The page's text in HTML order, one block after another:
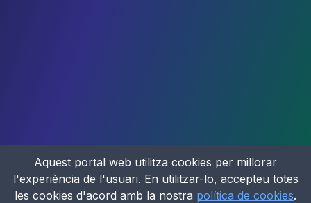
Aquest portal web utilitza cookies per millorar
l'experiència de l'usuari. En utilitzar-lo, accepteu totes
les cookies d'acord amb la nostra política de cookies.